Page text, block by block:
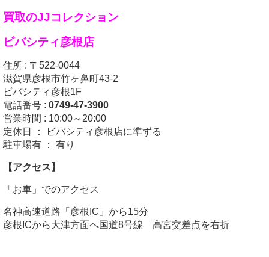
買取のJJコレクション
ビバシティ彦根店
住所 : 〒522-0044
滋賀県彦根市竹ヶ鼻町43-2
ビバシティ彦根1F
電話番号 : 0749-47-3900
営業時間 : 10:00～20:00
定休日 ： ビバシティ彦根店に準ずる
駐車場有 ： 有り
【アクセス】
「お車」でのアクセス
名神高速道路 「彦根IC」 から15分
彦根ICから大津方面へ国道8号線 高宮交差点を右折